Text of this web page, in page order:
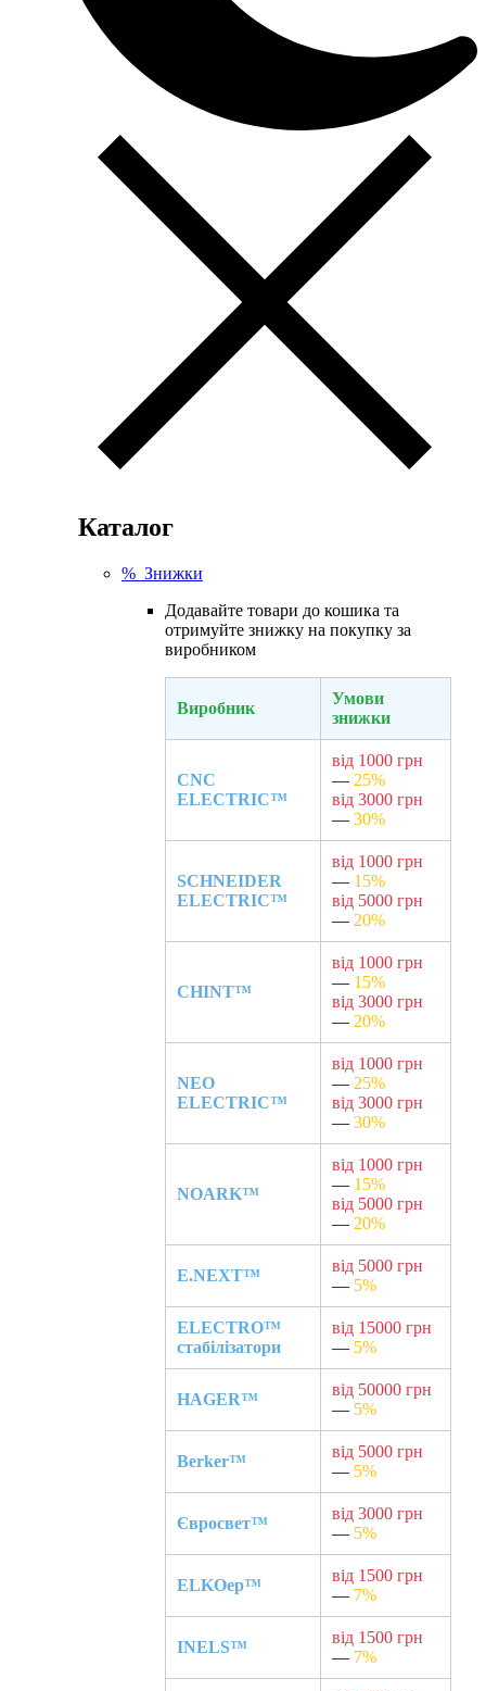
Каталог
% Знижки
Додавайте товари до кошика та
отримуйте знижку на покупку за
виробником
Виробник
Умови
знижки
CNC
ELECTRIC™
від 1000 грн
— 25%
від 3000 грн
— 30%
SCHNEIDER
ELECTRIC™
від 1000 грн
— 15%
від 5000 грн
— 20%
CHINT™
від 1000 грн
— 15%
від 3000 грн
— 20%
NEO
ELECTRIC™
від 1000 грн
— 25%
від 3000 грн
— 30%
NOARK™
від 1000 грн
— 15%
від 5000 грн
— 20%
E.NEXT™
від 5000 грн
— 5%
ELECTRO™
стабілізатори
від 15000 грн
— 5%
HAGER™
від 50000 грн
— 5%
Berker™
від 5000 грн
— 5%
Євросвет™
від 3000 грн
— 5%
ELKOep™
від 1500 грн
— 7%
INELS™
від 1500 грн
— 7%